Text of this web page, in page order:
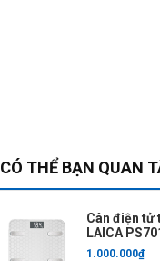
CÓ THỂ BẠN QUAN
Cân điện tử
LAICA
6 chỉ số
1.000.000₫